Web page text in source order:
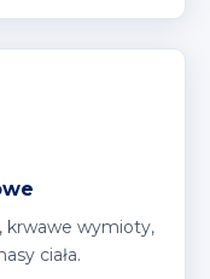
krwawe wymioty,
ciała.